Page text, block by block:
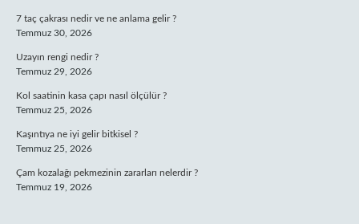
7 taç çakrası nedir ve ne anlama gelir ?
Temmuz 30, 2026
Uzayın rengi nedir ?
Temmuz 29, 2026
Kol saatinin kasa çapı nasıl ölçülür ?
Temmuz 25, 2026
Kaşıntıya ne iyi gelir bitkisel ?
Temmuz 25, 2026
Çam kozalağı pekmezinin zararları nelerdir ?
Temmuz 19, 2026